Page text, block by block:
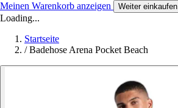
Meinen Warenkorb anzeigen Weiter einkaufen
Loading...
Startseite
/ Badehose Arena Pocket Beach